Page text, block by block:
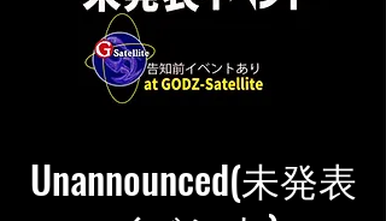
Unannounced(未発表